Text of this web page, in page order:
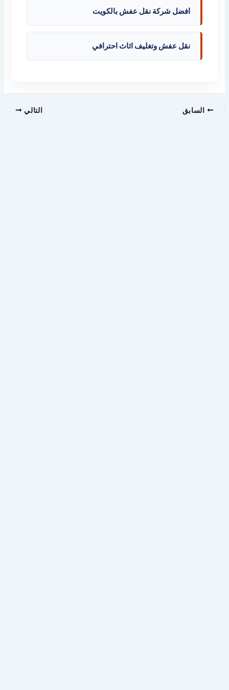
افضل شركة نقل عفش بالكويت
نقل عفش وتغليف اثاث احترافي
السابق التالي